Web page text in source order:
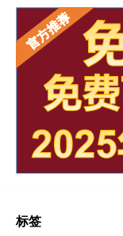
标签